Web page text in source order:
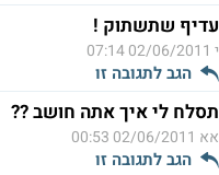
עדיף שתשתוק !
י 02/06/2011 07:14
הגב לתגובה זו
תסלח לי איך אתה חושב ??
אא 02/06/2011 00:53
הגב לתגובה זו